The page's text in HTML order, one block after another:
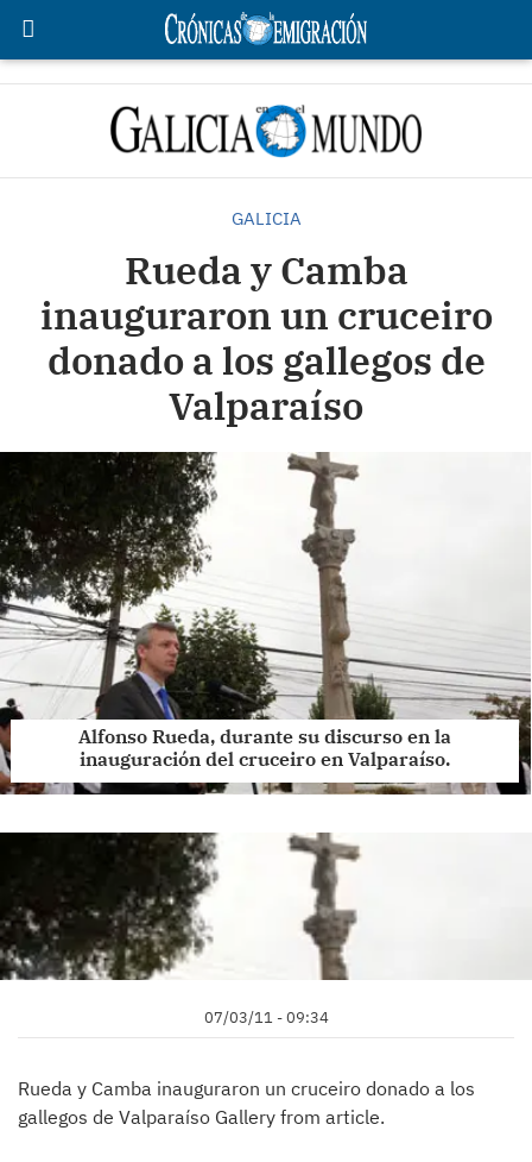
GALICIA
Rueda y Camba
inauguraron un cruceiro
donado a los gallegos de
Valparaíso
Alfonso Rueda, durante su discurso en la
inauguración del cruceiro en Valparaíso.
07/03/11 - 09:34
Rueda y Camba inauguraron un cruceiro donado a los
gallegos de Valparaíso Gallery from article.